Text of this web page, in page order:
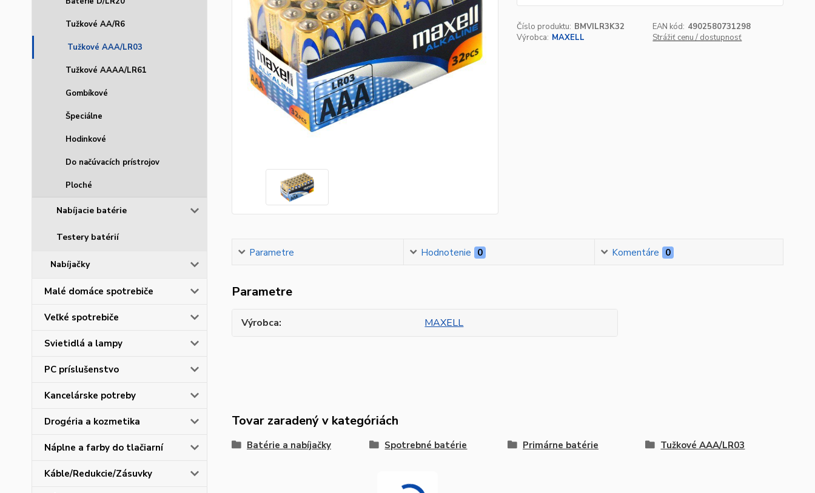
Tužkové AA/R6
Tužkové AAA/LR03
Tužkové AAAA/LR61
Gombíkové
Špeciálne
Hodinkové
Do načúvacích prístrojov
Ploché
Nabíjacie batérie
Testery batérií
Nabíjačky
Malé domáce spotrebiče
Veľké spotrebiče
Svietidlá a lampy
PC príslušenstvo
Kancelárske potreby
Drogéria a kozmetika
Náplne a farby do tlačiarní
Káble/Redukcie/Zásuvky
Číslo produktu: BMVILR3K32 EAN kód: 4902580731298
Výrobca: MAXELL Strážiť cenu / dostupnosť
Parametre Hodnotenie 0 Komentáre 0
Parametre
Výrobca MAXELL
Tovar zaradený v kategóriách
Batérie a nabíjačky Spotrebné batérie Primárne batérie Tužkové AAA/LR03